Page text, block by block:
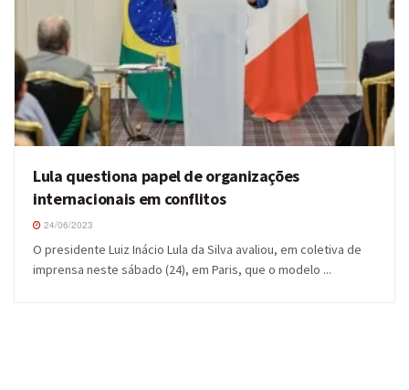
Lula questiona papel de organizações
internacionais em conflitos
24/06/2023
O presidente Luiz Inácio Lula da Silva avaliou, em coletiva de
imprensa neste sábado (24), em Paris, que o modelo ...